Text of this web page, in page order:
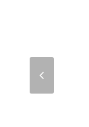
Next